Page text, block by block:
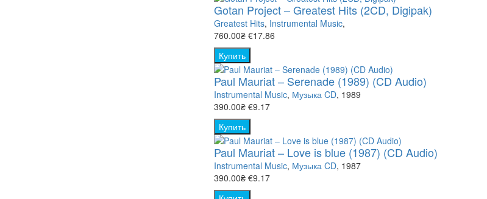
Gotan Project ‎– Greatest Hits (2CD, Digipak)
Greatest Hits, Instrumental Music,
760.00₴ €17.86
Купить
Paul Mauriat – Serenade (1989) (CD Audio)
Instrumental Music, Музыка CD, 1989
390.00₴ €9.17
Купить
Paul Mauriat – Love is blue (1987) (CD Audio)
Instrumental Music, Музыка CD, 1987
390.00₴ €9.17